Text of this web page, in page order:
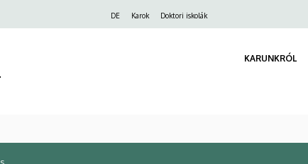
DE Karok Doktori iskolák
KARUNKRÓL